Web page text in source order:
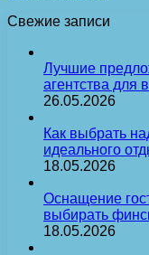
Свежие записи
Лучшие
агентства для
26.05.2026
Как выбрать
идеального
18.05.2026
Оснащение
выбирать
18.05.2026